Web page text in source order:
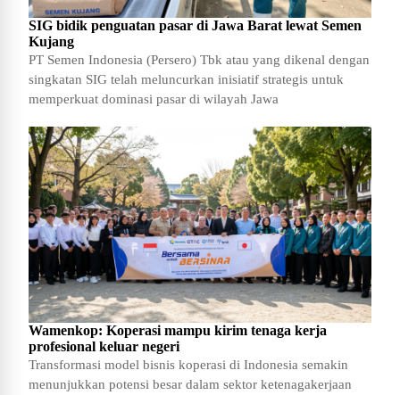
SIG bidik penguatan pasar di Jawa Barat lewat Semen
Kujang
PT Semen Indonesia (Persero) Tbk atau yang dikenal dengan
singkatan SIG telah meluncurkan inisiatif strategis untuk
memperkuat dominasi pasar di wilayah Jawa
Wamenkop: Koperasi mampu kirim tenaga kerja
profesional keluar negeri
Transformasi model bisnis koperasi di Indonesia semakin
menunjukkan potensi besar dalam sektor ketenagakerjaan